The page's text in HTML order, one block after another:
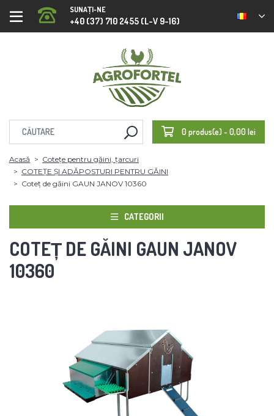
SUNAȚI-NE
+40 (37) 710 2455 (L-V 9-16)
0 produs(e) - 0,00 lei
Acasă
Cotețe pentru găini, țarcuri
COTEȚE ȘI ADĂPOSTURI PENTRU GĂINI
Coteț de găini GAUN JANOV 10360
CATEGORII
COTEȚ DE GĂINI GAUN JANOV
10360